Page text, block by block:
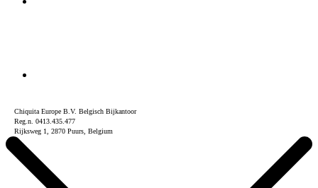
Chiquita Europe B.V. Belgisch Bijkantoor
Reg.n. 0413.435.477
Rijksweg 1, 2870 Puurs, Belgium